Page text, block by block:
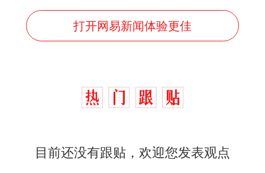
打开网易新闻体验更佳
目前还没有跟贴，欢迎您发表观点